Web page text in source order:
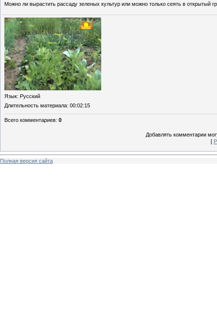
Можно ли вырастить рассаду зеленых культур или можно только сеять в открытый
Язык: Русский
Длительность материала: 00:02:15
Всего комментариев: 0
Добавлять комментарии
[
Полная версия сайта